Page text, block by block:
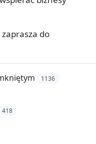
do
1136
418